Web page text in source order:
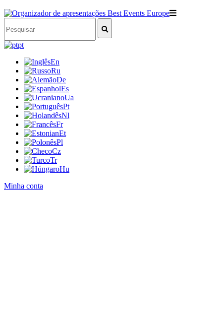
pt
En
Ru
De
Es
Ua
Pt
Nl
Fr
Et
Pl
Cz
Tr
Hu
Minha conta